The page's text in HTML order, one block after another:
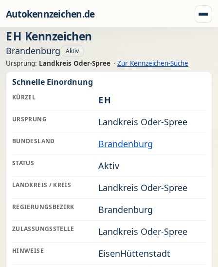
Autokennzeichen.de
EH Kennzeichen
Brandenburg Aktiv
Ursprung: Landkreis Oder-Spree · Zur Kennzeichen-Suche
Schnelle Einordnung
KÜRZEL EH
URSPRUNG Landkreis Oder-Spree
BUNDESLAND Brandenburg
STATUS Aktiv
LANDKREIS / KREIS Landkreis Oder-Spree
REGIERUNGSBEZIRK Brandenburg
ZULASSUNGSSTELLE Landkreis Oder-Spree
HINWEISE
EisenHüttenstadt